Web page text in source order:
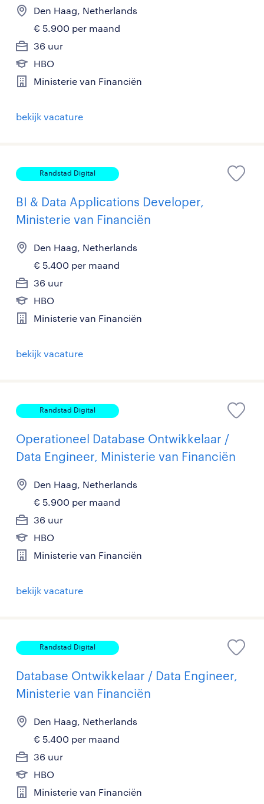
Den Haag, Netherlands
€ 5.900 per maand
36 uur
HBO
Ministerie van Financiën
bekijk vacature
Randstad Digital
BI & Data Applications Developer,
Ministerie van Financiën
Den Haag, Netherlands
€ 5.400 per maand
36 uur
HBO
Ministerie van Financiën
bekijk vacature
Randstad Digital
Operationeel Database Ontwikkelaar /
Data Engineer, Ministerie van Financiën
Den Haag, Netherlands
€ 5.900 per maand
36 uur
HBO
Ministerie van Financiën
bekijk vacature
Randstad Digital
Database Ontwikkelaar / Data Engineer,
Ministerie van Financiën
Den Haag, Netherlands
€ 5.400 per maand
36 uur
HBO
Ministerie van Financiën